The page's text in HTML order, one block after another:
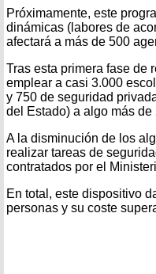
Próximamente, este
dinámicas (labores de
afectará a más de 500
Tras esta primera fase de
emplear a casi 3.000
y 750 de seguridad
del Estado) a algo más
A la disminución de los
realizar tareas de
contratados por el
En total, este dispositivo
personas y su coste